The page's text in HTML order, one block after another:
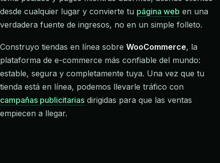
desde cualquier lugar y convierte tu página web en una
verdadera fuente de ingresos, no en un simple folleto.
Construyo tiendas en línea sobre WooCommerce, la
plataforma de e-commerce más confiable del mundo:
estable, segura y completamente tuya. Una vez que tu
tienda está en línea, podemos llevarle tráfico con
campañas publicitarias dirigidas para que las ventas
empiecen a llegar.